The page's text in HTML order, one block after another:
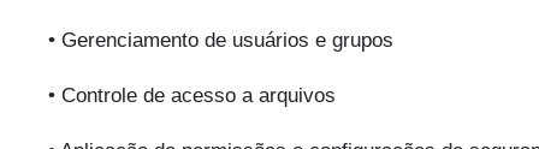
• Gerenciamento de usuários e grupos
• Controle de acesso a arquivos